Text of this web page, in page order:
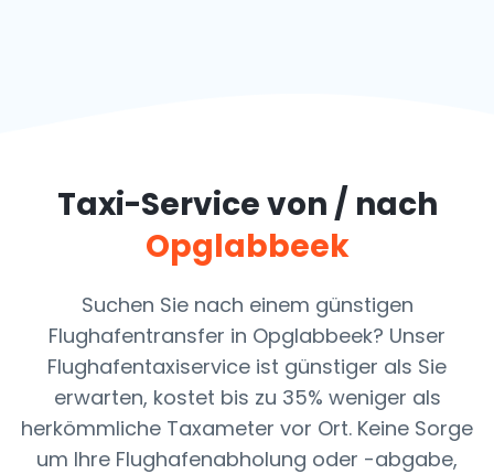
Taxi-Service von / nach
Opglabbeek
Suchen Sie nach einem günstigen
Flughafentransfer in Opglabbeek? Unser
Flughafentaxiservice ist günstiger als Sie
erwarten, kostet bis zu 35% weniger als
herkömmliche Taxameter vor Ort. Keine Sorge
um Ihre Flughafenabholung oder -abgabe,